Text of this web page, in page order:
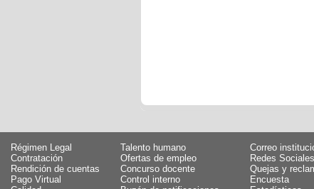
Régimen Legal
Talento humano
Contratación
Ofertas de empleo
Rendición de cuentas
Concurso docente
Pago Virtual
Control interno
Correo
Redes Sociales
Quejas y
Encuesta